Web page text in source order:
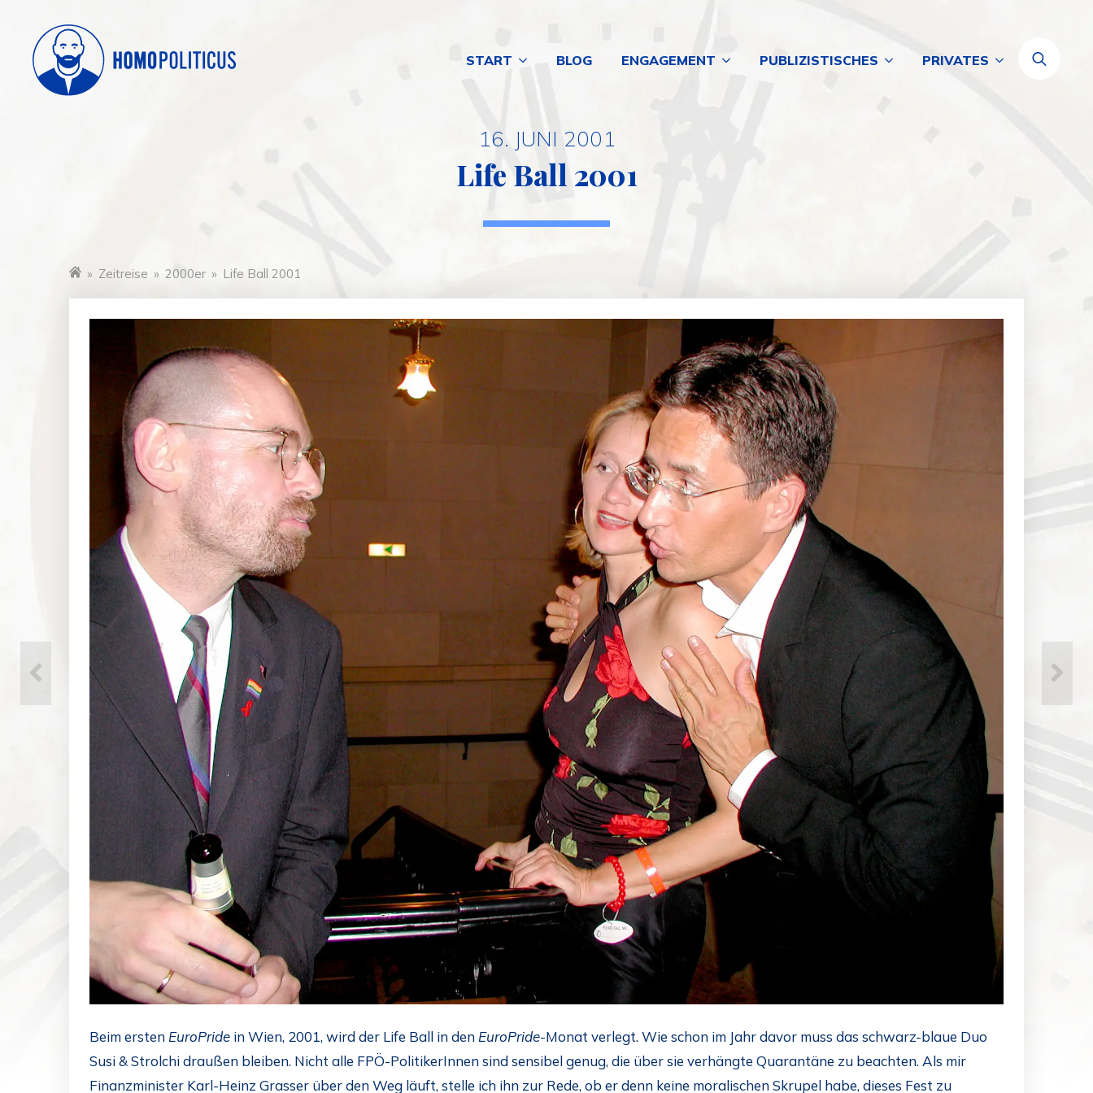
START BLOG ENGAGEMENT PUBLIZISTISCHES PRIVATES
16. JUNI 2001
Life Ball 2001
» Zeitreise » 2000er » Life Ball 2001
Beim ersten EuroPride in Wien, 2001, wird der Life Ball in den EuroPride-Monat verlegt. Wie schon im Jahr davor muss das schwarz-blaue Duo
Susi & Strolchi draußen bleiben. Nicht alle FPÖ-PolitikerInnen sind sensibel genug, die über sie verhängte Quarantäne zu beachten. Als mir
Finanzminister Karl-Heinz Grasser über den Weg läuft, stelle ich ihn zur Rede, ob er denn keine moralischen Skrupel habe, dieses Fest zu